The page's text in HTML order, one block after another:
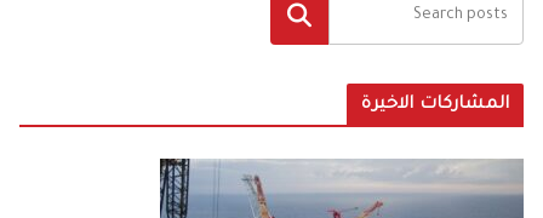
البحث
المشاركات الاخيرة